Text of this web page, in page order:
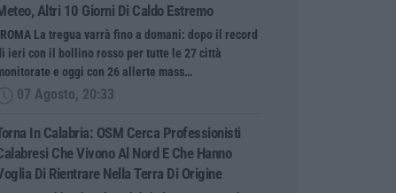
Altri 10 Giorni Di Caldo Estremo
La tregua varrà fino a domani: dopo il record
ieri con il bollino rosso per tutte le 27 città
e oggi con 26 allerte mass…
07 Agosto, 20:33
In Calabria: OSM Cerca Professionisti
Che Vivono Al Nord E Che Hanno
Di Rientrare Nella Terra Di Origine